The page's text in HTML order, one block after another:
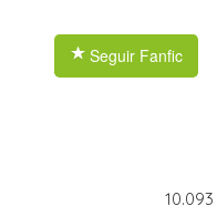
Seguir Fanfic
10.093